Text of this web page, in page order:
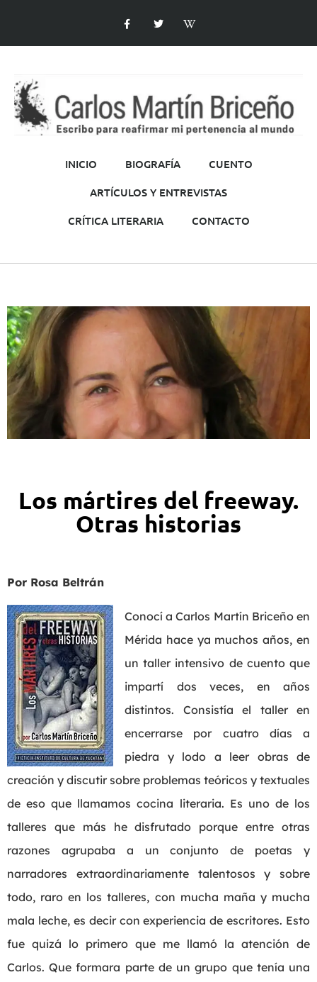
INICIO BIOGRAFÍA
CUENTO
ARTÍCULOS Y ENTREVISTAS
CRÍTICA LITERARIA
CONTACTO
Los mártires del freeway.
Otras historias
Por Rosa Beltrán
Conocí a Carlos Martín Briceño en
Mérida hace ya muchos años, en
un taller intensivo de cuento que
impartí dos veces, en años
distintos. Consistía el taller en
encerrarse por cuatro días a
piedra y lodo a leer obras de
creación y discutir sobre problemas teóricos y textuales
de eso que llamamos cocina literaria. Es uno de los
talleres que más he disfrutado porque entre otras
razones agrupaba a un conjunto de poetas y
narradores extraordinariamente talentosos y sobre
todo, raro en los talleres, con mucha maña y mucha
mala leche, es decir con experiencia de escritores. Esto
fue quizá lo primero que me llamó la atención de
Carlos. Que formara parte de un grupo que tenía una